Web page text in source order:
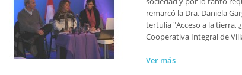
remarcó la Dra. Daniela
tertulia "Acceso a la tierra,
Cooperativa Integral de
Ver más